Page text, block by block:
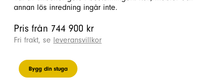
annan lös inredning ingår inte.
Pris från 744 900 kr
Fri frakt, se leveransvillkor
Bygg din stuga